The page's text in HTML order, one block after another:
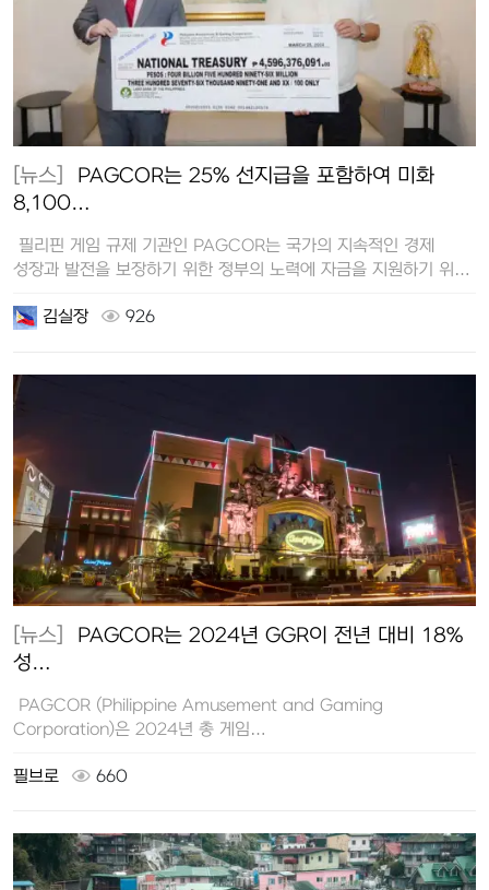
[뉴스]
8,100…
필리핀 게임 규제 기관인 PAGCOR는 국가의 지속적인 경제
성장과 발전을 보장하기 위한 정부의 노력에 자금을 지원하기 위해
김실장
926
[뉴스]
성…
PAGCOR (Philippine Amusement and Gaming
Corporation)은 2024년 총 게임…
필브로 660